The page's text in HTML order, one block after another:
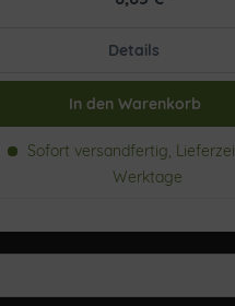
Details
In den Warenkorb
Sofort versandfertig,
Werktage